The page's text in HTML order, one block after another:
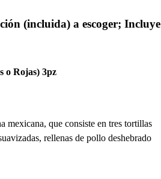
(incluida) a escoger; Incluye
o Rojas) 3pz
mexicana, que consiste en tres tortillas
rellenas de pollo deshebrado